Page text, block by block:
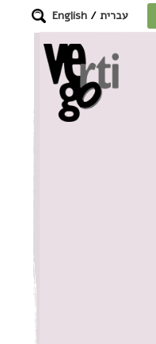
עברית /
English